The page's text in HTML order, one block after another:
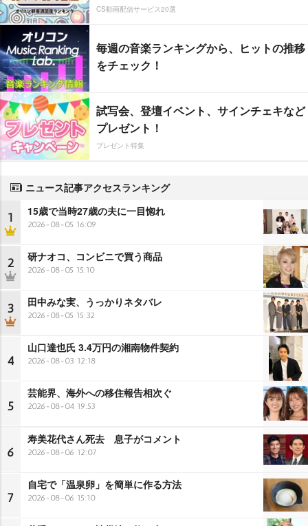
CS動画配信サービス20選
毎週の音楽ランキングから、ヒットの推移
をチェック！
試写会、登壇イベント、サインチェキなど
プレゼント！
プレゼント特集
ニュース記事アクセスランキング
1 15歳で当時27歳の夫に一目惚れ
2026-08-05 16:09
2 研ナオコ、コンビニで買う商品
2026-08-05 15:10
3 田中みな実、うっかりネタバレ
2026-08-05 15:32
4
山口達也氏 3.4万円の湘南物件契約
2026-08-03 12:18
5
芸能界、海外への移住報告相次ぐ
2026-08-04 19:53
6
寿美花代さん死去 息子がコメント
2026-08-06 12:07
7
自宅で「温泉卵」を簡単に作る方法
2026-08-06 15:10